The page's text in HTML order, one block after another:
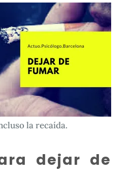
la recaída.
dejar de